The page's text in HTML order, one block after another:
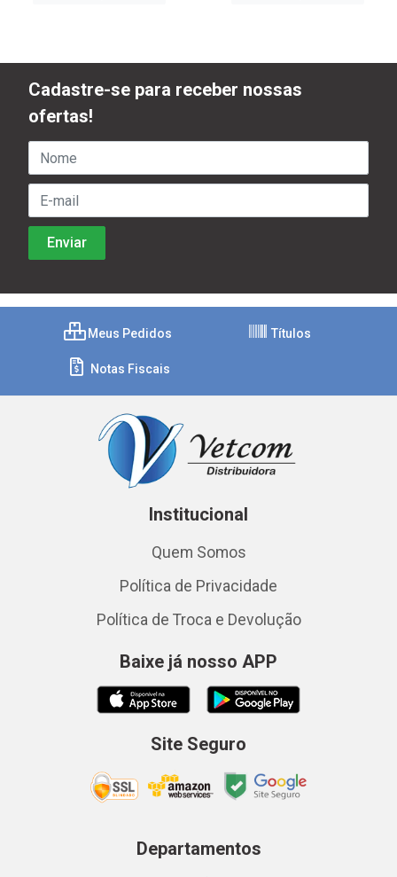
Cadastre-se para receber nossas
ofertas!
Meus Pedidos Títulos
Notas Fiscais
Institucional
Quem Somos
Política de Privacidade
Política de Troca e Devolução
Baixe já nosso APP
Site Seguro
Departamentos